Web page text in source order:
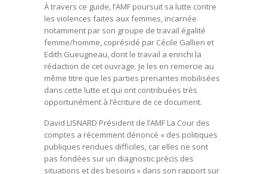
À travers ce guide, l’AMF poursuit sa lutte contre
les violences faites aux femmes, incarnée
notamment par son groupe de travail égalité
femme/homme, coprésidé par Cécile Gallien et
Edith Gueugneau, dont le travail a enrichi la
rédaction de cet ouvrage. Je les en remercie au
même titre que les parties prenantes mobilisées
dans cette lutte et qui ont contribuées très
opportunément à l’écriture de ce document.
David LISNARD Président de l’AMF La Cour des
comptes a récemment dénoncé « des politiques
publiques rendues difficiles, car elles ne sont
pas fondées sur un diagnostic précis des
situations et des besoins » dans son rapport sur